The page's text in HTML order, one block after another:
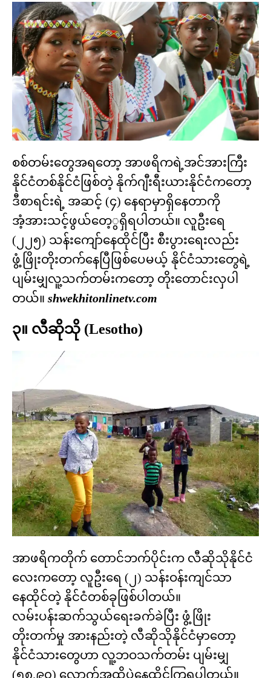
စစ်တမ်းတွေအရတော့ အာဖရိကရဲ့အင်အားကြီး
နိုင်ငံတစ်နိုင်ငံဖြစ်တဲ့ နိုက်ဂျီးရီးယားနိုင်ငံကတော့
ဒီစာရင်းရဲ့ အဆင့် (၄) နေရာမှာရှိနေတာကို
အံ့အားသင့်ဖွယ်တေ့ွရှိရပါတယ်။ လူဦးရေ
(၂၂၅) သန်းကျော်နေထိုင်ပြီး စီးပွားရေးလည်း
ဖွံ့ဖြိုးတိုးတက်နေပြီဖြစ်ပေမယ့် နိုင်ငံသားတွေရဲ့
ပျမ်းမျှလူ့သက်တမ်းကတော့ တိုးတောင်းလှပါ
တယ်။ shwekhitonlinetv.com
၃။ လီဆိုသို (Lesotho)
အာဖရိကတိုက် တောင်ဘက်ပိုင်းက လီဆိုသိုနိုင်ငံ
လေးကတော့ လူဦးရေ (၂) သန်းဝန်းကျင်သာ
နေထိုင်တဲ့ နိုင်ငံတစ်ခုဖြစ်ပါတယ်။
လမ်းပန်းဆက်သွယ်ရေးခက်ခဲပြီး ဖွံ့ဖြိုး
တိုးတက်မှု အားနည်းတဲ့ လီဆိုသိုနိုင်ငံမှာတော့
နိုင်ငံသားတွေဟာ လူ့ဘဝသက်တမ်း ပျမ်းမျှ
(၅၈.၉၀) လောက်အထိပဲနေထိုင်ကြရပါတယ်။